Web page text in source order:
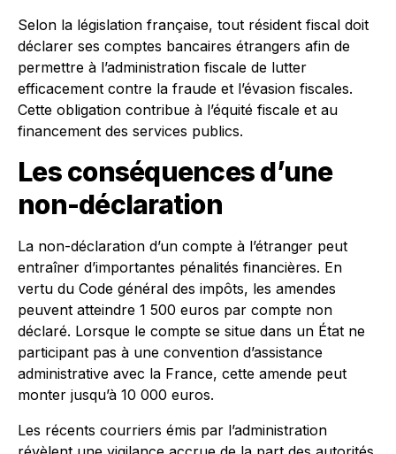
Selon la législation française, tout résident fiscal doit
déclarer ses comptes bancaires étrangers afin de
permettre à l’administration fiscale de lutter
efficacement contre la fraude et l’évasion fiscales.
Cette obligation contribue à l’équité fiscale et au
financement des services publics.
Les conséquences d’une
non-déclaration
La non-déclaration d’un compte à l’étranger peut
entraîner d’importantes pénalités financières. En
vertu du Code général des impôts, les amendes
peuvent atteindre 1 500 euros par compte non
déclaré. Lorsque le compte se situe dans un État ne
participant pas à une convention d’assistance
administrative avec la France, cette amende peut
monter jusqu’à 10 000 euros.
Les récents courriers émis par l’administration